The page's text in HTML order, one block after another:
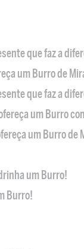
que faz a
um Burro de
que faz a
um Burro
um Burro de
um Burro!
Burro!